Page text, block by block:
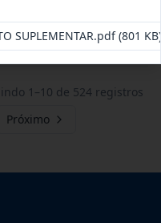
Ver detalhes
1 –10 de 524 registros
Próximo
SUPLEMENTAR.pdf(801 KB)